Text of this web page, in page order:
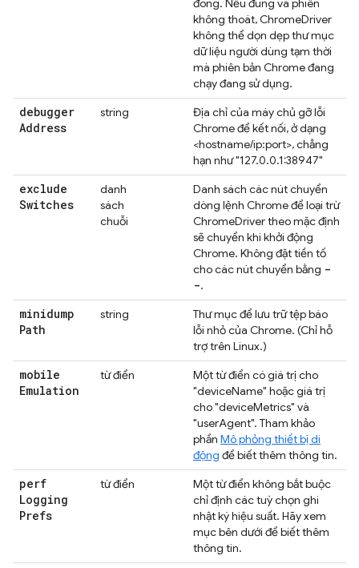
đóng. Nếu đúng và phiên
không thoát, ChromeDriver
không thể dọn dẹp thư mục
dữ liệu người dùng tạm thời
mà phiên bản Chrome đang
chạy đang sử dụng.
debugger
Address
string
Địa chỉ của máy chủ gỡ lỗi
Chrome để kết nối, ở dạng
<hostname/ip:port>, chẳng
hạn như "127.0.0.1:38947"
exclude
Switches
danh
sách
chuỗi
Danh sách các nút chuyển
dòng lệnh Chrome để loại trừ
ChromeDriver theo mặc định
sẽ chuyển khi khởi động
Chrome. Không đặt tiền tố
cho các nút chuyển bằng -
-.
minidump
Path
string
Thư mục để lưu trữ tệp báo
lỗi nhỏ của Chrome. (Chỉ hỗ
trợ trên Linux.)
mobile
Emulation
từ điển
Một từ điển có giá trị cho
"deviceName" hoặc giá trị
cho "deviceMetrics" và
"userAgent". Tham khảo
phần Mô phỏng thiết bị di
động để biết thêm thông tin.
perf
Logging
Prefs
từ điển
Một từ điển không bắt buộc
chỉ định các tuỳ chọn ghi
nhật ký hiệu suất. Hãy xem
mục bên dưới để biết thêm
thông tin.